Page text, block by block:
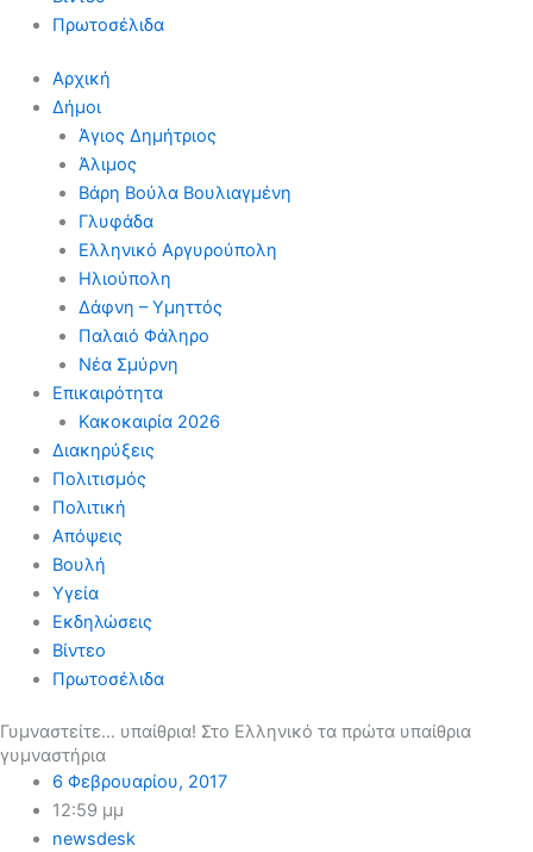
Πρωτοσέλιδα
Αρχική
Δήμοι
Άγιος Δημήτριος
Άλιμος
Βάρη Βούλα Βουλιαγμένη
Γλυφάδα
Ελληνικό Αργυρούπολη
Ηλιούπολη
Δάφνη – Υμηττός
Παλαιό Φάληρο
Νέα Σμύρνη
Επικαιρότητα
Κακοκαιρία 2026
Διακηρύξεις
Πολιτισμός
Πολιτική
Απόψεις
Βουλή
Υγεία
Εκδηλώσεις
Βίντεο
Πρωτοσέλιδα
Γυμναστείτε… υπαίθρια! Στο Ελληνικό τα πρώτα υπαίθρια
γυμναστήρια
6 Φεβρουαρίου, 2017
12:59 μμ
newsdesk